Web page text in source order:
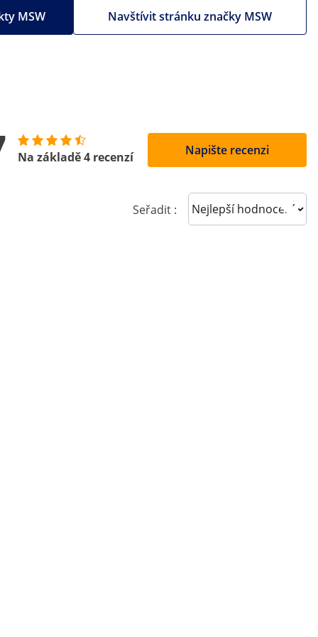
Navštívit stránku značky MSW
MSW
Na základě 4 recenzí Napište recenzi
Seřadit : Sort reviews